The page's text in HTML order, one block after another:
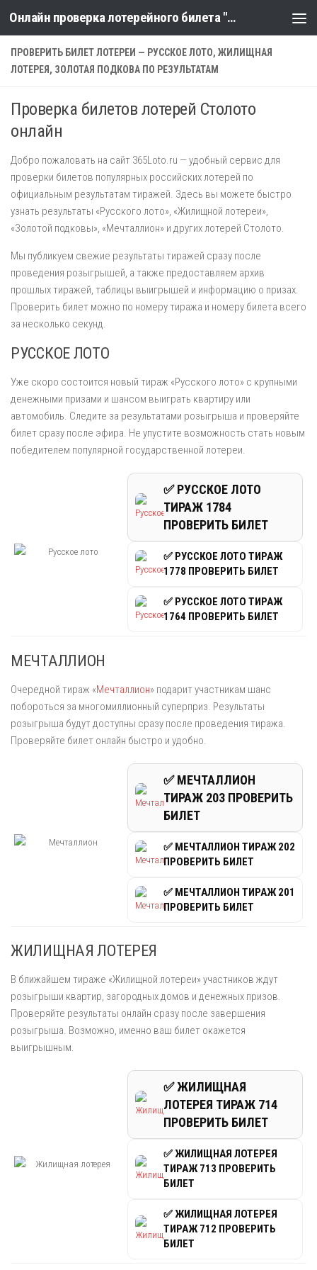
Skip to content Онлайн проверка лотерейного билета "Столото" по номеру тиража
ПРОВЕРИТЬ БИЛЕТ ЛОТЕРЕИ — РУССКОЕ ЛОТО, ЖИЛИЩНАЯ
ЛОТЕРЕЯ, ЗОЛОТАЯ ПОДКОВА ПО РЕЗУЛЬТАТАМ
Проверка билетов лотерей Столото
онлайн
Добро пожаловать на сайт 365Loto.ru — удобный сервис для
проверки билетов популярных российских лотерей по
официальным результатам тиражей. Здесь вы можете быстро
узнать результаты «Русского лото», «Жилищной лотереи»,
«Золотой подковы», «Мечталлион» и других лотерей Столото.
Мы публикуем свежие результаты тиражей сразу после
проведения розыгрышей, а также предоставляем архив
прошлых тиражей, таблицы выигрышей и информацию о призах.
Проверить билет можно по номеру тиража и номеру билета всего
за несколько секунд.
РУССКОЕ ЛОТО
Уже скоро состоится новый тираж «Русского лото» с крупными
денежными призами и шансом выиграть квартиру или
автомобиль. Следите за результатами розыгрыша и проверяйте
билет сразу после эфира. Не упустите возможность стать новым
победителем популярной государственной лотереи.
✅ РУССКОЕ ЛОТО
ТИРАЖ 1784
ПРОВЕРИТЬ БИЛЕТ
✅ РУССКОЕ ЛОТО ТИРАЖ
1778 ПРОВЕРИТЬ БИЛЕТ
✅ РУССКОЕ ЛОТО ТИРАЖ
1764 ПРОВЕРИТЬ БИЛЕТ
МЕЧТАЛЛИОН
Очередной тираж «Мечталлион» подарит участникам шанс
побороться за многомиллионный суперприз. Результаты
розыгрыша будут доступны сразу после проведения тиража.
Проверяйте билет онлайн быстро и удобно.
✅ МЕЧТАЛЛИОН
ТИРАЖ 203 ПРОВЕРИТЬ
БИЛЕТ
✅ МЕЧТАЛЛИОН ТИРАЖ 202
ПРОВЕРИТЬ БИЛЕТ
✅ МЕЧТАЛЛИОН ТИРАЖ 201
ПРОВЕРИТЬ БИЛЕТ
ЖИЛИЩНАЯ ЛОТЕРЕЯ
В ближайшем тираже «Жилищной лотереи» участников ждут
розыгрыши квартир, загородных домов и денежных призов.
Проверяйте результаты онлайн сразу после завершения
розыгрыша. Возможно, именно ваш билет окажется
выигрышным.
✅ ЖИЛИЩНАЯ
ЛОТЕРЕЯ ТИРАЖ 714
ПРОВЕРИТЬ БИЛЕТ
✅ ЖИЛИЩНАЯ ЛОТЕРЕЯ
ТИРАЖ 713 ПРОВЕРИТЬ
БИЛЕТ
✅ ЖИЛИЩНАЯ ЛОТЕРЕЯ
ТИРАЖ 712 ПРОВЕРИТЬ
БИЛЕТ